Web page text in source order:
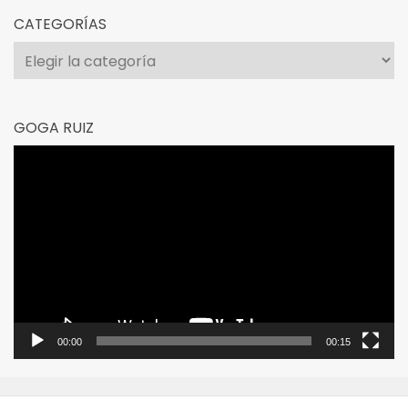
CATEGORÍAS
Categorías
GOGA RUIZ
00:00 00:15